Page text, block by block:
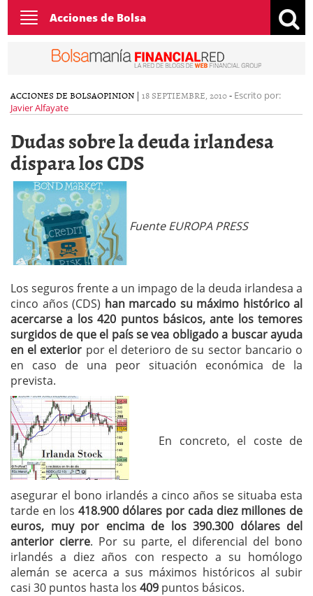
Toggle
navigation
Acciones de Bolsa
ACCIONES DE BOLSAOPINION | 18 SEPTIEMBRE, 2010- Escrito por:
Javier Alfayate
Dudas sobre la deuda irlandesa
dispara los CDS
Fuente EUROPA PRESS
Los seguros frente a un impago de la deuda irlandesa a
cinco años (CDS) han marcado su máximo histórico al
acercarse a los 420 puntos básicos, ante los temores
surgidos de que el país se vea obligado a buscar ayuda
en el exterior por el deterioro de su sector bancario o
en caso de una peor situación económica de la
prevista.
En concreto, el coste de
asegurar el bono irlandés a cinco años se situaba esta
tarde en los 418.900 dólares por cada diez millones de
euros, muy por encima de los 390.300 dólares del
anterior cierre. Por su parte, el diferencial del bono
irlandés a diez años con respecto a su homólogo
alemán se acerca a sus máximos históricos al subir
casi 30 puntos hasta los 409 puntos básicos.